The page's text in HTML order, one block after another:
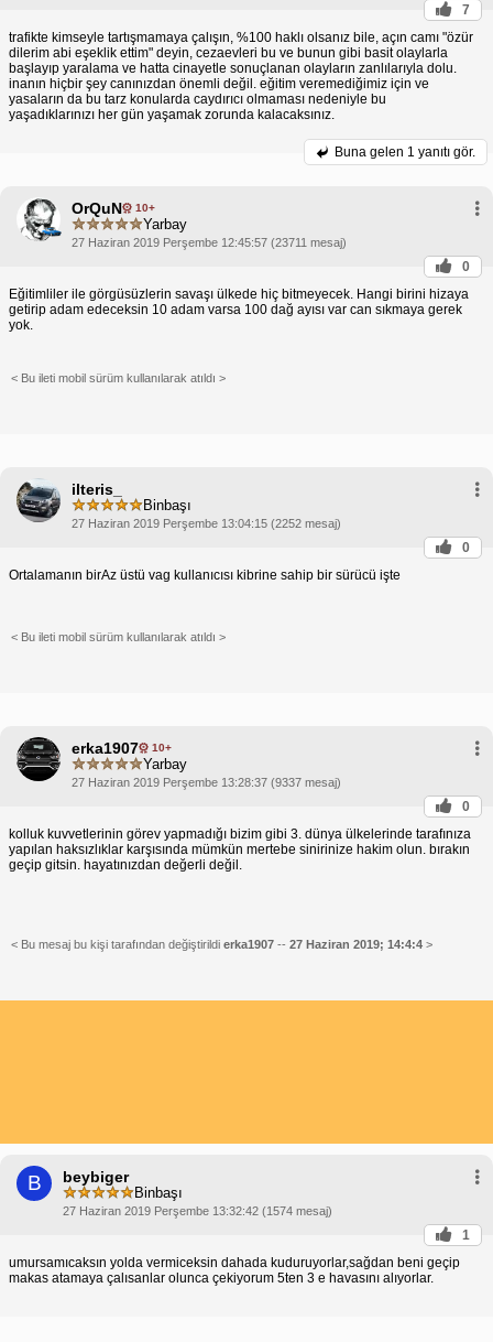
7
trafikte kimseyle tartışmamaya çalışın, %100 haklı olsanız bile, açın camı "özür
dilerim abi eşeklik ettim" deyin, cezaevleri bu ve bunun gibi basit olaylarla
başlayıp yaralama ve hatta cinayetle sonuçlanan olayların zanlılarıyla dolu.
inanın hiçbir şey canınızdan önemli değil. eğitim veremediğimiz için ve
yasaların da bu tarz konularda caydırıcı olmaması nedeniyle bu
yaşadıklarınızı her gün yaşamak zorunda kalacaksınız.
Buna gelen 1 yanıtı gör.
OrQuN 10+
Yarbay
27 Haziran 2019 Perşembe 12:45:57 (23711 mesaj)
0
Eğitimliler ile görgüsüzlerin savaşı ülkede hiç bitmeyecek. Hangi birini hizaya
getirip adam edeceksin 10 adam varsa 100 dağ ayısı var can sıkmaya gerek
yok.
< Bu ileti mobil sürüm kullanılarak atıldı >
ilteris_
Binbaşı
27 Haziran 2019 Perşembe 13:04:15 (2252 mesaj)
0
Ortalamanın birAz üstü vag kullanıcısı kibrine sahip bir sürücü işte
< Bu ileti mobil sürüm kullanılarak atıldı >
erka1907 10+
Yarbay
27 Haziran 2019 Perşembe 13:28:37 (9337 mesaj)
0
kolluk kuvvetlerinin görev yapmadığı bizim gibi 3. dünya ülkelerinde tarafınıza
yapılan haksızlıklar karşısında mümkün mertebe sinirinize hakim olun. bırakın
geçip gitsin. hayatınızdan değerli değil.
< Bu mesaj bu kişi tarafından değiştirildi erka1907 -- 27 Haziran 2019; 14:4:4 >
B beybiger
Binbaşı
27 Haziran 2019 Perşembe 13:32:42 (1574 mesaj)
1
umursamıcaksın yolda vermiceksin dahada kuduruyorlar,sağdan beni geçip
makas atamaya çalısanlar olunca çekiyorum 5ten 3 e havasını alıyorlar.